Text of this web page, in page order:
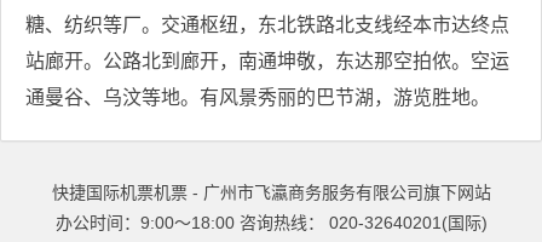
糖、纺织等厂。交通枢纽，东北铁路北支线经本市达终点
站廊开。公路北到廊开，南通坤敬，东达那空拍侬。空运
通曼谷、乌汶等地。有风景秀丽的巴节湖，游览胜地。
快捷国际机票机票 - 广州市飞瀛商务服务有限公司旗下网站
办公时间：9:00～18:00 咨询热线： 020-32640201(国际)